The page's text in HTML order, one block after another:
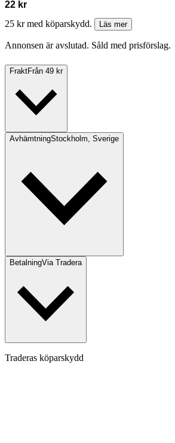
22 kr
25 kr med köparskydd.
Läs mer
Annonsen är avslutad. Såld med prisförslag.
FraktFrån 49 kr
AvhämtningStockholm, Sverige
BetalningVia Tradera
Traderas köparskydd